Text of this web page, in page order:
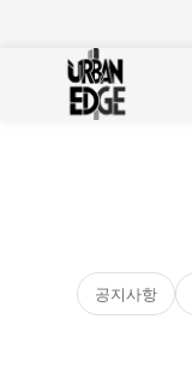
공지사항